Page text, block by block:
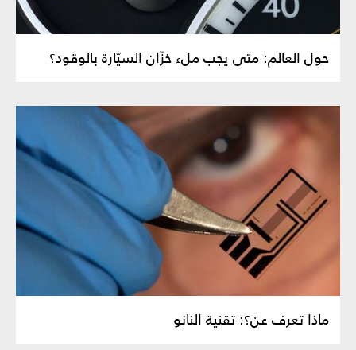
حول العالم: متى يجب ملء خزّان السيّارة بالوقود؟
ماذا تعرف عن؟: تقنية النانو